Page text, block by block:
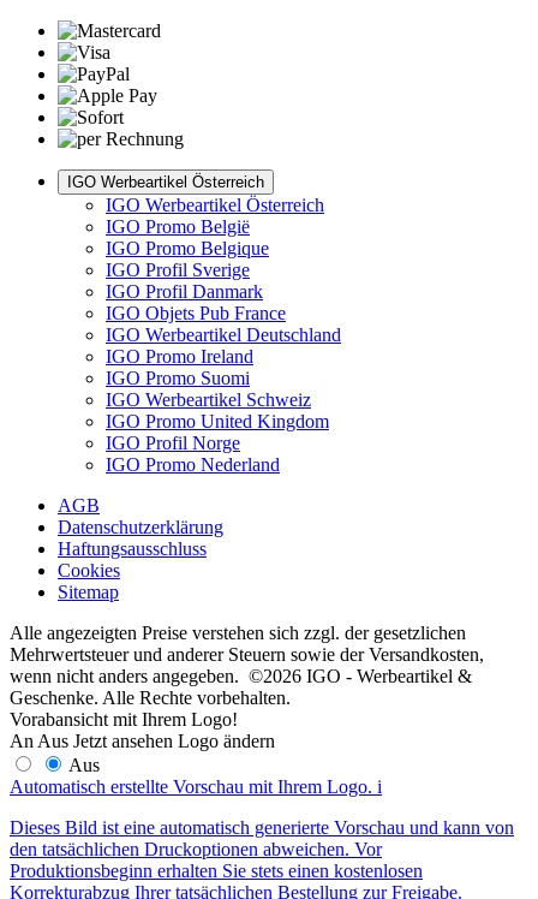
IGO Werbeartikel Österreich
IGO Werbeartikel Österreich
IGO Promo België
IGO Promo Belgique
IGO Profil Sverige
IGO Profil Danmark
IGO Objets Pub France
IGO Werbeartikel Deutschland
IGO Promo Ireland
IGO Promo Suomi
IGO Werbeartikel Schweiz
IGO Promo United Kingdom
IGO Profil Norge
IGO Promo Nederland
AGB
Datenschutzerklärung
Haftungsausschluss
Cookies
Sitemap
Alle angezeigten Preise verstehen sich zzgl. der gesetzlichen
Mehrwertsteuer und anderer Steuern sowie der Versandkosten,
wenn nicht anders angegeben. ©2026 IGO - Werbeartikel &
Geschenke. Alle Rechte vorbehalten.
Vorabansicht mit Ihrem Logo!
An Aus Jetzt ansehen Logo ändern
Aus
Automatisch erstellte Vorschau mit Ihrem Logo. i
Dieses Bild ist eine automatisch generierte Vorschau und kann von
den tatsächlichen Druckoptionen abweichen. Vor
Produktionsbeginn erhalten Sie stets einen kostenlosen
Korrekturabzug Ihrer tatsächlichen Bestellung zur Freigabe.